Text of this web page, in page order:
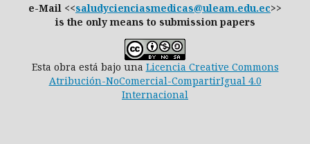
e-Mail <<saludycienciasmedicas@uleam.edu.ec>>
is the only means to submission papers
Esta obra está bajo una Licencia Creative Commons
Atribución-NoComercial-CompartirIgual 4.0
Internacional